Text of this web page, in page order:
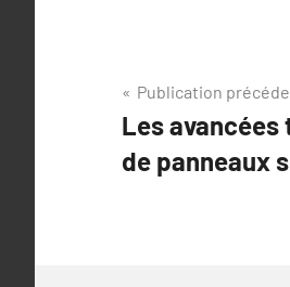
Navigation
de
l’article
Publication
Les
de panneaux